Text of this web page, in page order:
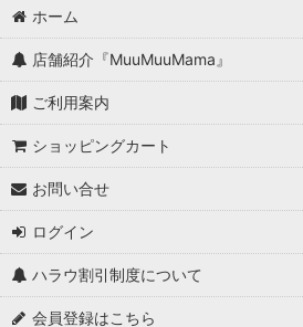
ホーム
店舗紹介『MuuMuuMama』
ご利用案内
ショッピングカート
お問い合せ
ログイン
ハラウ割引制度について
会員登録はこちら